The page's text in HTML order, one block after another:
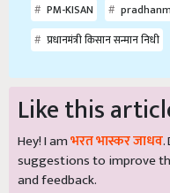
PM-KISAN
प्रधानमंत्री किसान सन्मान निधी
Like this
Hey! I amभरत भास्कर जाधव.
suggestions to improve
and feedback.